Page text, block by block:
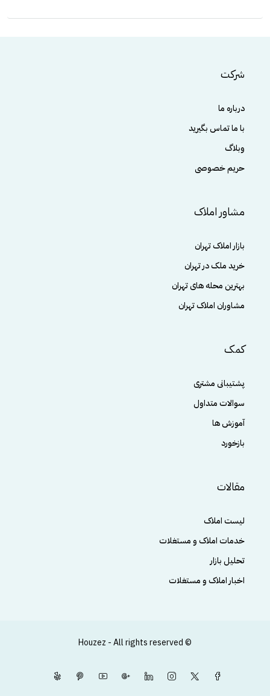
شرکت
درباره ما
با ما تماس بگیرید
وبلاگ
حریم خصوصی
مشاور املاک
بازار املاک تهران
خرید ملک در تهران
بهترین محله های تهران
مشاوران املاک تهران
کمک
پشتیبانی مشتری
سوالات متداول
آموزش ها
بازخورد
مقالات
لیست املاک
خدمات املاک و مستغلات
تحلیل بازار
اخبار املاک و مستغلات
© Houzez - All rights reserved